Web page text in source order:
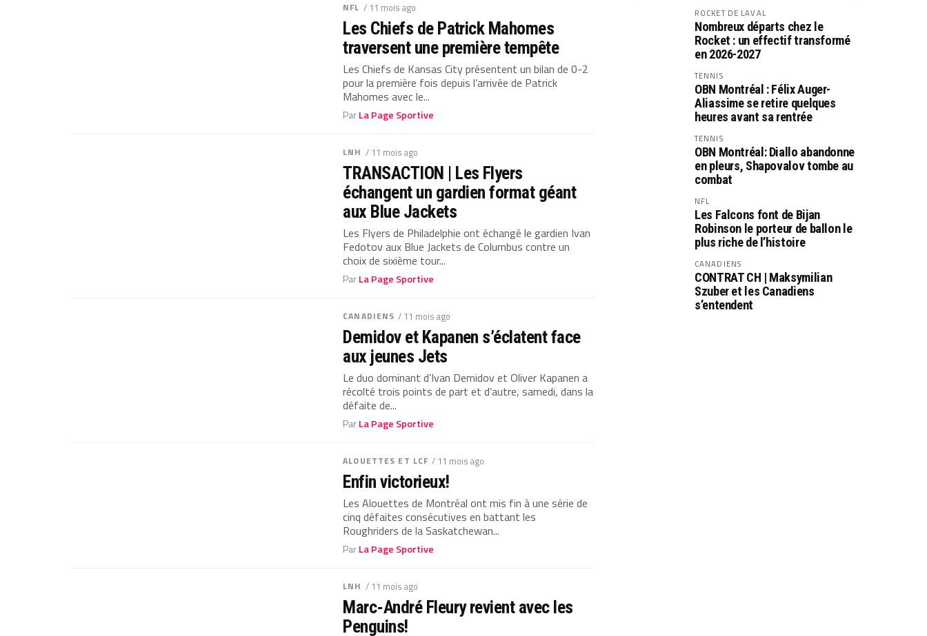
NFL / 11 mois ago
Les Chiefs de Patrick Mahomes
traversent une première tempête
Les Chiefs de Kansas City présentent un bilan de 0-2
pour la première fois depuis l’arrivée de Patrick
Mahomes avec le...
ParLa Page Sportive
LNH / 11 mois ago
TRANSACTION | Les Flyers
échangent un gardien format géant
aux Blue Jackets
Les Flyers de Philadelphie ont échangé le gardien Ivan
Fedotov aux Blue Jackets de Columbus contre un
choix de sixième tour...
ParLa Page Sportive
CANADIENS / 11 mois ago
Demidov et Kapanen s’éclatent face
aux jeunes Jets
Le duo dominant d’Ivan Demidov et Oliver Kapanen a
récolté trois points de part et d’autre, samedi, dans la
défaite de...
ParLa Page Sportive
ALOUETTES ET LCF / 11 mois ago
Enfin victorieux!
Les Alouettes de Montréal ont mis fin à une série de
cinq défaites consécutives en battant les
Roughriders de la Saskatchewan...
ParLa Page Sportive
LNH / 11 mois ago
Marc-André Fleury revient avec les
Penguins!
ROCKET DE LAVAL
Nombreux départs chez le
Rocket : un effectif transformé
en 2026-2027
TENNIS
OBN Montréal : Félix Auger-
Aliassime se retire quelques
heures avant sa rentrée
TENNIS
OBN Montréal: Diallo abandonne
en pleurs, Shapovalov tombe au
combat
NFL
Les Falcons font de Bijan
Robinson le porteur de ballon le
plus riche de l’histoire
CANADIENS
CONTRAT CH | Maksymilian
Szuber et les Canadiens
s’entendent